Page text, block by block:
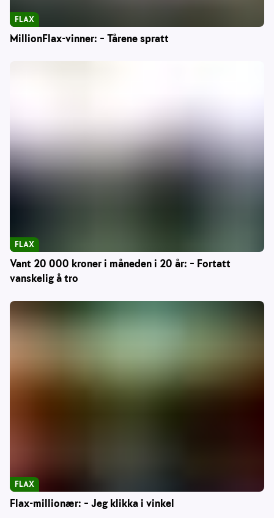
MillionFlax-vinner: – Tårene spratt
FLAX
Vant 20 000 kroner i måneden i 20 år: – Fortatt
vanskelig å tro
FLAX
Flax-millionær: – Jeg klikka i vinkel
FLAX